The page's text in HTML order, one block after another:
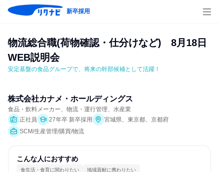
新卒採用
物流総合職(荷物確認・仕分けなど)　8月18日
WEB説明会
安定基盤の食品グループで、将来の幹部候補として活躍！
株式会社カナメ・ホールディングス
食品・飲料メーカー、物流・運行管理、水産業
正社員
27年卒 新卒採用
宮城県、東京都、京都府
SCM/生産管理/購買/物流
こんな人におすすめ
食生活・食育に関わりたい 地域貢献に携わりたい